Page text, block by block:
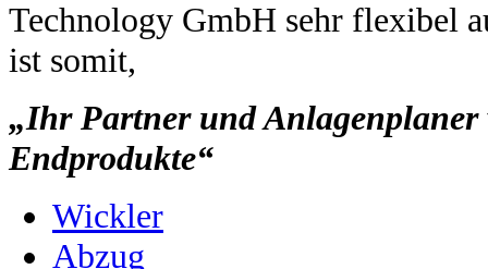
Technology GmbH sehr flexibel
ist somit,
„Ihr Partner und Anlagenplaner
Endprodukte“
Wickler
Abzug